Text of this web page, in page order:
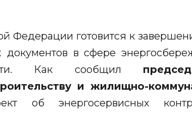
Федерации готовится к
документов в сфере
Как сообщил
и жилищно-
об энергосервисных